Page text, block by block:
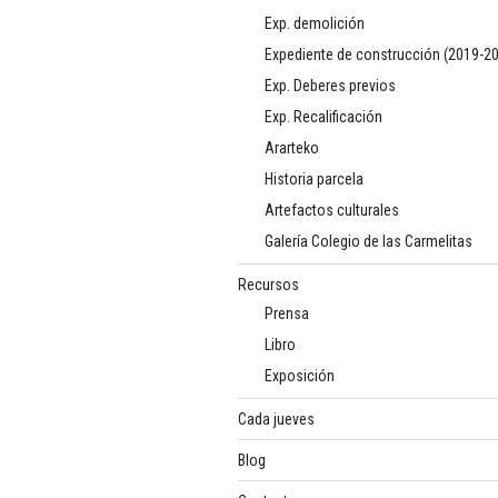
Exp. demolición
Expediente de construcción (2019-
Exp. Deberes previos
Exp. Recalificación
Ararteko
Historia parcela
Artefactos culturales
Galería Colegio de las Carmelitas
Recursos
Prensa
Libro
Exposición
Cada jueves
Blog